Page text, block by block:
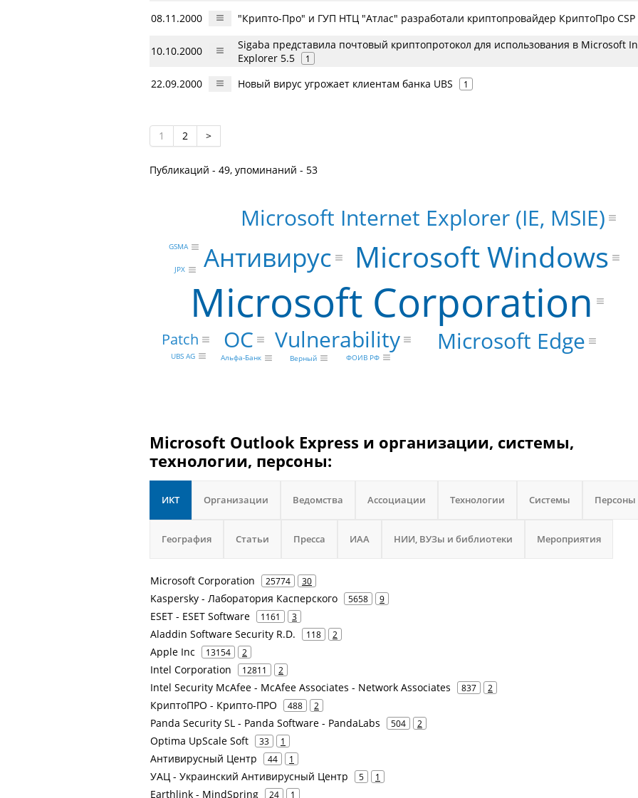
08.11.2000 "Крипто-Про" и ГУП НТЦ "Атлас" разработали криптопровайдер КриптоПро CSP
10.10.2000
Sigaba представила почтовый криптопротокол для использования в Microsoft
Explorer 5.5
1
22.09.2000 Новый вирус угрожает клиентам банка UBS 1
1 2 >
Публикаций - 49, упоминаний - 53
Microsoft Corporation
Microsoft Windows
Антивирус
ОС Vulnerability Microsoft Edge
Microsoft Internet Explorer (IE, MSIE)
Patch
UBS AG
GSMA
JPX
Альфа-Банк Верный ФОИВ РФ
Microsoft Outlook Express и организации, системы,
технологии, персоны:
ИКТ Организации Ведомства Ассоциации Технологии Системы Персоны
География Статьи Пресса ИАА НИИ, ВУЗы и библиотеки Мероприятия
Microsoft Corporation 25774 30
Kaspersky - Лаборатория Касперского 5658 9
ESET - ESET Software 1161 3
Aladdin Software Security R.D. 118 2
Apple Inc 13154 2
Intel Corporation 12811 2
Intel Security McAfee - McAfee Associates - Network Associates 837 2
КриптоПРО - Крипто-ПРО 488 2
Panda Security SL - Panda Software - PandaLabs 504 2
Optima UpScale Soft 33 1
Антивирусный Центр 44 1
УАЦ - Украинский Антивирусный Центр 5 1
Earthlink - MindSpring 24 1